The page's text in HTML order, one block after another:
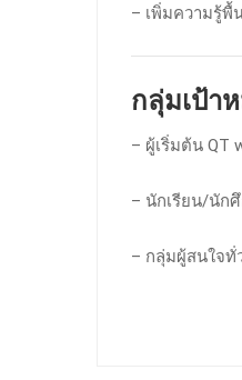
– เพิ่มความรู้พื้
กลุ่มเป้า
– ผู้เริ่มต้น QT
– นักเรียน/นัก
– กลุ่มผู้สนใจทั่